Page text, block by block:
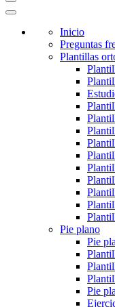
Inicio
Preguntas
Plantillas
Pie plano
Pie
Pie